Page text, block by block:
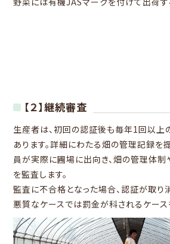
【２】継続審査
生産者は、初回の認証後も毎年1回以上
あります。詳細にわたる畑の管理記録を
員が実際に圃場に出向き、畑の管理体制
を監査します。
監査に不合格となった場合、認証が取り
悪質なケースでは罰金が科されるケース